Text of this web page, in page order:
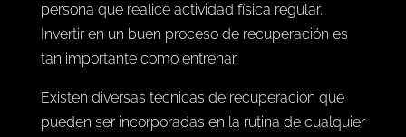
persona que realice actividad física regular.
Invertir en un buen proceso de recuperación es
tan importante como entrenar.
Existen diversas técnicas de recuperación que
pueden ser incorporadas en la rutina de cualquier